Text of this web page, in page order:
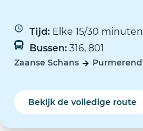
Tijd: Elke 15/30 minuten
Bussen: 316, 801
Zaanse Schans Purmerend
Bekijk de volledige route